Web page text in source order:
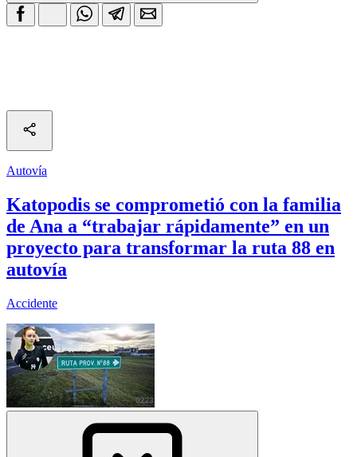
Autovía
Katopodis se comprometió con la familia
de Ana a “trabajar rápidamente” en un
proyecto para transformar la ruta 88 en
autovía
Accidente